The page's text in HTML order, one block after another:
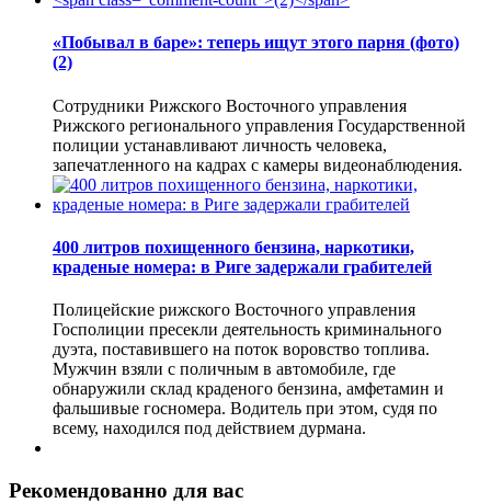
«Побывал в баре»: теперь ищут этого парня (фото)
(2)
Сотрудники Рижского Восточного управления
Рижского регионального управления Государственной
полиции устанавливают личность человека,
запечатленного на кадрах с камеры видеонаблюдения.
400 литров похищенного бензина, наркотики,
краденые номера: в Риге задержали грабителей
Полицейские рижского Восточного управления
Госполиции пресекли деятельность криминального
дуэта, поставившего на поток воровство топлива.
Мужчин взяли с поличным в автомобиле, где
обнаружили склад краденого бензина, амфетамин и
фальшивые госномера. Водитель при этом, судя по
всему, находился под действием дурмана.
Рекомендованно для вас